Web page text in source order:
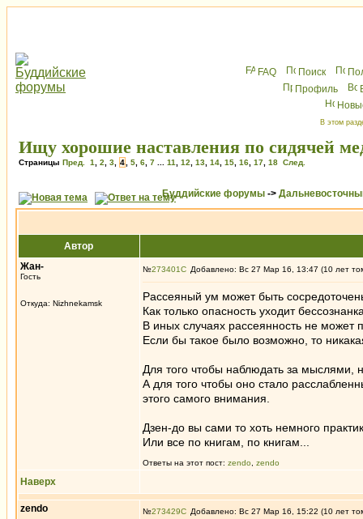
FAQ Поиск
Профиль
В этом
Ищу хорошие наставления по сидячей
Страницы Пред. 1 2 3 4 5 6 7 11 12 13 14 15 16 17 18 След.
Буддийские форумы ->
Автор
Жан-
Гость
Откуда: Nizhnekamsk
№273401 Добавлено: Вс 27 Мар 16, 13:47 (10 лет
Рассеяный ум может быть
Как только опасность уходит
В иных случаях рассеянность не может
Если бы такое было возможно, то
Для того чтобы наблюдать за мыслями,
А для того чтобы оно стало
этого самого внимания.
Дзен-до вы сами то хоть немного
Или все по книгам, по книгам...
Ответы на этот пост: zendo zendo
Наверх
zendo №273429 Добавлено: Вс 27 Мар 16, 15:22 (10 лет